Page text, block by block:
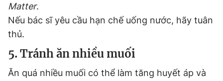
Matter.
Nếu bác sĩ yêu cầu hạn chế uống nước, hãy tuân
thủ.
5. Tránh ăn nhiều muối
Ăn quá nhiều muối có thể làm tăng huyết áp và